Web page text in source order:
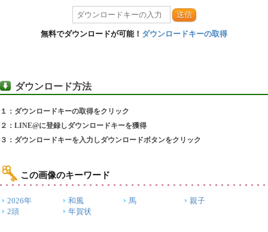
送信
無料でダウンロードが可能！ ダウンロードキーの取得
ダウンロード方法
１：ダウンロードキーの取得をクリック
２：LINE@に登録しダウンロードキーを獲得
３：ダウンロードキーを入力しダウンロードボタンをクリック
この画像のキーワード
2026年 和風 馬
親子
2頭
年賀状